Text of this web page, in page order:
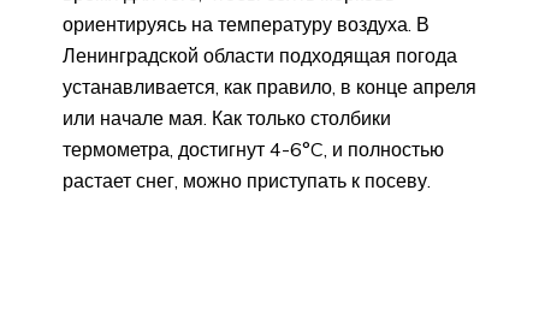
ориентируясь на температуру воздуха. В
Ленинградской области подходящая погода
устанавливается, как правило, в конце апреля
или начале мая. Как только столбики
термометра, достигнут 4-6°C, и полностью
растает снег, можно приступать к посеву.